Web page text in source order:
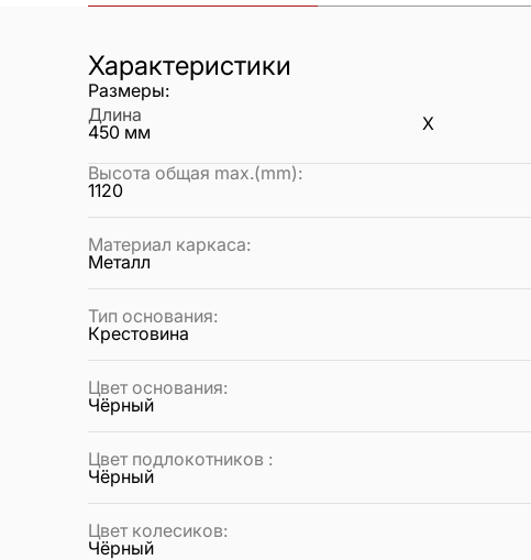
Характеристики
Размеры:
Длина
450 мм X
Высота общая max.(mm):
1120
Материал каркаса:
Металл
Тип основания:
Крестовина
Цвет основания:
Чёрный
Цвет подлокотников :
Чёрный
Цвет колесиков:
Чёрный